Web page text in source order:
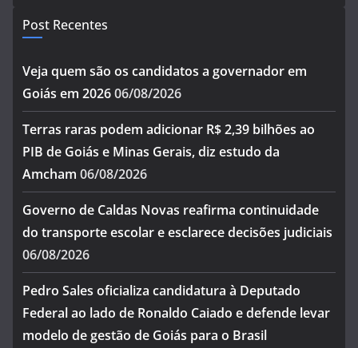
Post Recentes
Veja quem são os candidatos a governador em
Goiás em 202606/08/2026
Terras raras podem adicionar R$ 2,39 bilhões ao
PIB de Goiás e Minas Gerais, diz estudo da
Amcham 06/08/2026
Governo de Caldas Novas reafirma continuidade
do transporte escolar e esclarece decisões judiciais
06/08/2026
Pedro Sales oficializa candidatura à Deputado
Federal ao lado de Ronaldo Caiado e defende levar
modelo de gestão de Goiás para o Brasil